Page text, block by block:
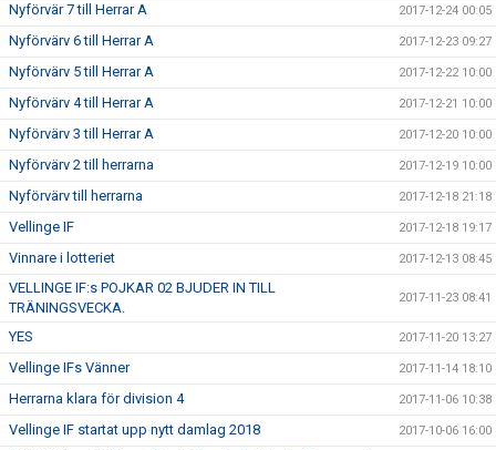
Nyförvär 7 till Herrar A 2017-12-24 00:05
Nyförvärv 6 till Herrar A 2017-12-23 09:27
Nyförvärv 5 till Herrar A 2017-12-22 10:00
Nyförvärv 4 till Herrar A 2017-12-21 10:00
Nyförvärv 3 till Herrar A 2017-12-20 10:00
Nyförvärv 2 till herrarna 2017-12-19 10:00
Nyförvärv till herrarna 2017-12-18 21:18
Vellinge IF 2017-12-18 19:17
Vinnare i lotteriet 2017-12-13 08:45
VELLINGE IF:s POJKAR 02 BJUDER IN TILL
TRÄNINGSVECKA.
2017-11-23 08:41
YES 2017-11-20 13:27
Vellinge IFs Vänner 2017-11-14 18:10
Herrarna klara för division 4 2017-11-06 10:38
Vellinge IF startat upp nytt damlag 2018 2017-10-06 16:00